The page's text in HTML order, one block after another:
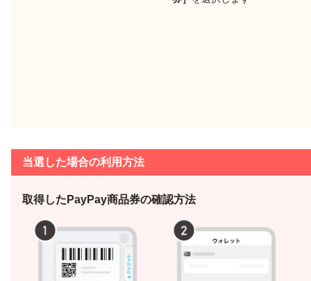
当選した場合の利用方法
取得したPayPay商品券の確認方法